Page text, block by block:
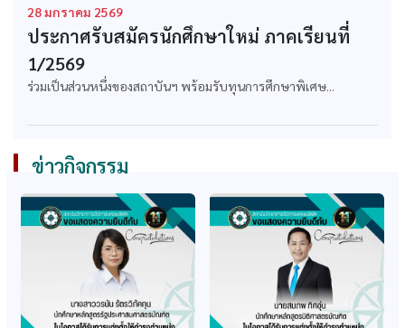
ก.พ. รับรองคุณวุฒิ
หลักสูตรบริหารธุรกิจ
บัณฑิต สาขาวิชา
คอมพิวเตอร์ธุรกิจ
หลักสูตรรัฐประศาสน
หลักสูตรเทคโนโลยี
วิศวกรรม
หลักสูตรศิลปศาสตร
ก.พ. รับรองคุณวุฒิ
หลักสูตรนิติศาสตร
บัณฑิต
ก.พ. รับรองคุณวุฒิ
หลักสูตรรัฐศาสตรมหา
บัณฑิต
ก.พ. รับรองคุณวุฒิ
หลักสูตรศึกษาศาสตร
มหาบัณฑิต สาขาบริหาร
การศึกษา
ก.พ. รับรองหลักสูตร
เทคโนโลยีบัณทิต สาขา
ธุรกิจวิศวกรรม
(ปรับปรุง 64-65)
28 มกราคม 2569
ประกาศรับสมัครนักศึกษาใหม่ ภาคเรียนที่
1/2569
ร่วมเป็นส่วนหนึ่งของสถาบันฯ พร้อมรับทุนการศึกษาพิเศษ...
ข่าวกิจกรรม